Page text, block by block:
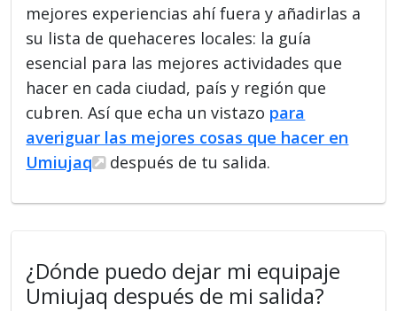
mejores experiencias ahí fuera y añadirlas a
su lista de quehaceres locales: la guía
esencial para las mejores actividades que
hacer en cada ciudad, país y región que
cubren. Así que echa un vistazo para
averiguar las mejores cosas que hacer en
Umiujaq
después de tu salida.
¿Dónde puedo dejar mi equipaje
Umiujaq después de mi salida?